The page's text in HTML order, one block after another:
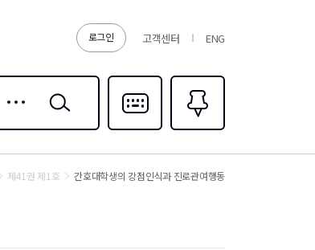
로그인 고객센터 ENG
검색
다국어입력
즐겨찾기0
제41권 제1호 간호대학생의 강점인식과 진로관여행동